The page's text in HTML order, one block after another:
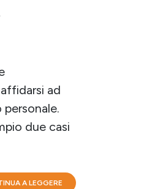
ad
due casi
A LEGGERE